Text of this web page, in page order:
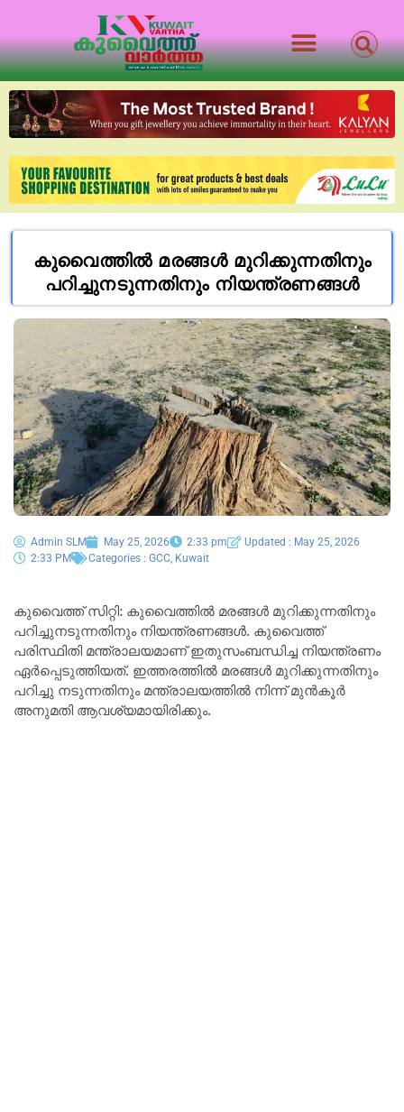
കുവൈത്തിൽ മരങ്ങൾ മുറിക്കുന്നതിനും
പറിച്ചുനടുന്നതിനും നിയന്ത്രണങ്ങൾ
Admin SLM May 25, 2026 2:33 pm
Updated : May 25, 2026
2:33 PM
Categories : GCC Kuwait
കുവൈത്ത് സിറ്റി: കുവൈത്തിൽ മരങ്ങൾ മുറിക്കുന്നതിനും
പറിച്ചുനടുന്നതിനും നിയന്ത്രണങ്ങൾ. കുവൈത്ത്
പരിസ്ഥിതി മന്ത്രാലയമാണ് ഇതുസംബന്ധിച്ച നിയന്ത്രണം
ഏർപ്പെടുത്തിയത്. ഇത്തരത്തിൽ മരങ്ങൾ മുറിക്കുന്നതിനും
പറിച്ചു നടുന്നതിനും മന്ത്രാലയത്തിൽ നിന്ന് മുൻകൂർ
അനുമതി ആവശ്യമായിരിക്കും.